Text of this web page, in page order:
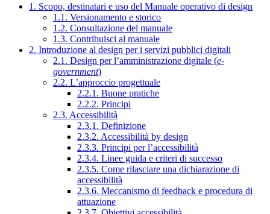
1. Scopo, destinatari e uso del Manuale operativo di design
1.1. Versionamento e storico
1.2. Consultazione del manuale
1.3. Contribuisci al manuale
2. Introduzione al design per i servizi pubblici digitali
2.1. Design per l’amministrazione digitale (e-
government)
2.2. L’approccio progettuale
2.2.1. Buone pratiche
2.2.2. Principi
2.3. Accessibilità
2.3.1. Definizione
2.3.2. Accessibilità by design
2.3.3. Principi per l’accessibilità
2.3.4. Linee guida e criteri di successo
2.3.5. Come rilasciare una dichiarazione di
accessibilità
2.3.6. Meccanismo di feedback e procedura di
attuazione